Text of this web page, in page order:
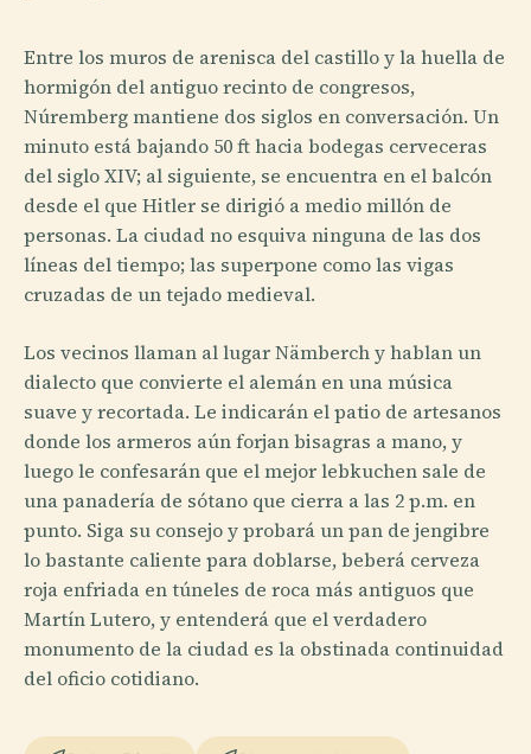
Entre los muros de arenisca del castillo y la huella de
hormigón del antiguo recinto de congresos,
Núremberg mantiene dos siglos en conversación. Un
minuto está bajando 50 ft hacia bodegas cerveceras
del siglo XIV; al siguiente, se encuentra en el balcón
desde el que Hitler se dirigió a medio millón de
personas. La ciudad no esquiva ninguna de las dos
líneas del tiempo; las superpone como las vigas
cruzadas de un tejado medieval.
Los vecinos llaman al lugar Nämberch y hablan un
dialecto que convierte el alemán en una música
suave y recortada. Le indicarán el patio de artesanos
donde los armeros aún forjan bisagras a mano, y
luego le confesarán que el mejor lebkuchen sale de
una panadería de sótano que cierra a las 2 p.m. en
punto. Siga su consejo y probará un pan de jengibre
lo bastante caliente para doblarse, beberá cerveza
roja enfriada en túneles de roca más antiguos que
Martín Lutero, y entenderá que el verdadero
monumento de la ciudad es la obstinada continuidad
del oficio cotidiano.